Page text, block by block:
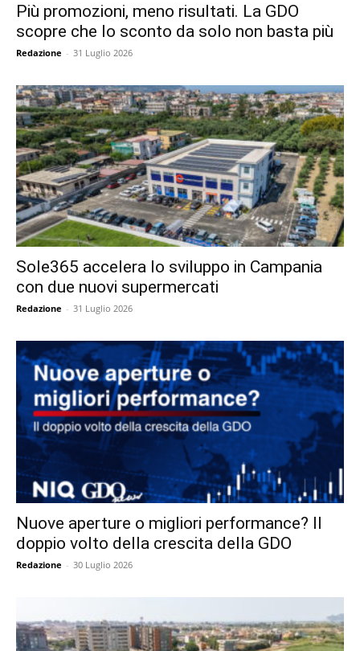
Più promozioni, meno risultati. La GDO
scopre che lo sconto da solo non basta più
Redazione - 31 Luglio 2026
Sole365 accelera lo sviluppo in Campania
con due nuovi supermercati
Redazione - 31 Luglio 2026
Nuove aperture o migliori performance? Il
doppio volto della crescita della GDO
Redazione - 30 Luglio 2026